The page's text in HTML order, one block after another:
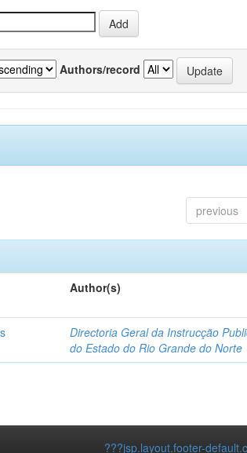
Authors/record
previous
Author(s)
Directoria Geral da Instrucção
do Estado do Rio Grande do Norte
???jsp.layout.footer-